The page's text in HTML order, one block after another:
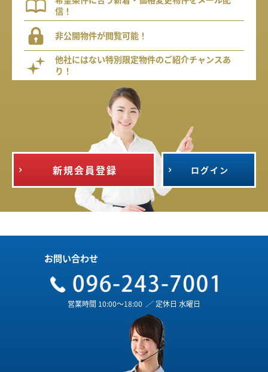
信！
非公開物件が閲覧可能！
他社にはない特別限定物件のご紹介チャンスあ
り！
新規会員登録 ログイン
お問い合わせ
営業時間 10:00～18:00 ／ 定休日 水曜日